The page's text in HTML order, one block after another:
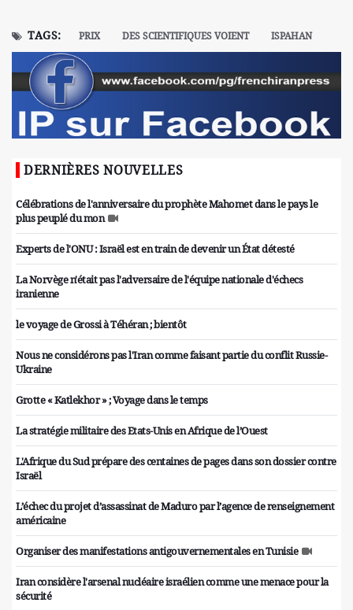
TAGS: PRIX DES SCIENTIFIQUES VOIENT ISPAHAN
DERNIÈRES NOUVELLES
Célébrations de l'anniversaire du prophète Mahomet dans le pays le
plus peuplé du mon
Experts de l'ONU : Israël est en train de devenir un État détesté
La Norvège n'était pas l'adversaire de l'équipe nationale d'échecs
iranienne
le voyage de Grossi à Téhéran ; bientôt
Nous ne considérons pas l'Iran comme faisant partie du conflit Russie-
Ukraine
Grotte « Katlekhor » ; Voyage dans le temps
La stratégie militaire des Etats-Unis en Afrique de l’Ouest
L'Afrique du Sud prépare des centaines de pages dans son dossier contre
Israël
L’échec du projet d’assassinat de Maduro par l’agence de renseignement
américaine
Organiser des manifestations antigouvernementales en Tunisie
Iran considère l'arsenal nucléaire israélien comme une menace pour la
sécurité